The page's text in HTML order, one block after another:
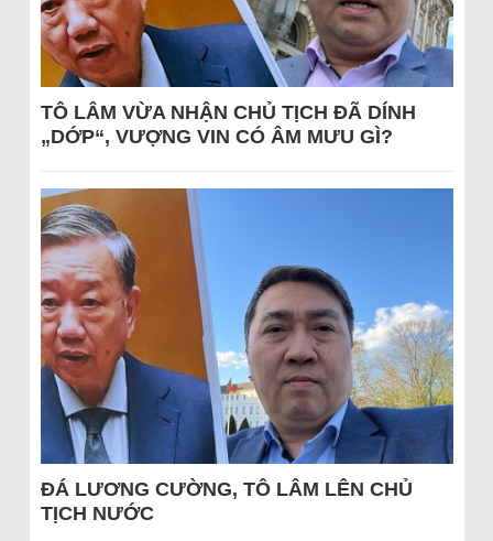
TÔ LÂM VỪA NHẬN CHỦ TỊCH ĐÃ DÍNH
„DỚP“, VƯỢNG VIN CÓ ÂM MƯU GÌ?
ĐÁ LƯƠNG CƯỜNG, TÔ LÂM LÊN CHỦ
TỊCH NƯỚC